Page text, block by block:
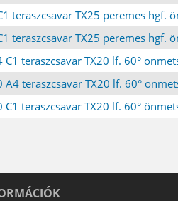
teraszcsavar TX25 peremes hgf.
teraszcsavar TX25 peremes hgf.
teraszcsavar TX20 lf. 60°
teraszcsavar TX20 lf. 60°
teraszcsavar TX20 lf. 60°